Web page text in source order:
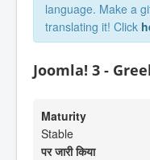
language. Make a
translating it! Click
Joomla! 3 -
Maturity
Stable
पर जारी किया